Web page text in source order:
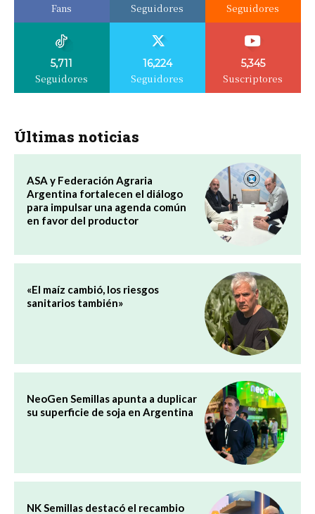
Fans Seguidores Seguidores
5,711
Seguidores
16,224
Seguidores
5,345
Suscriptores
Últimas noticias
ASA y Federación Agraria
Argentina fortalecen el diálogo
para impulsar una agenda común
en favor del productor
«El maíz cambió, los riesgos
sanitarios también»
NeoGen Semillas apunta a duplicar
su superficie de soja en Argentina
NK Semillas destacó el recambio